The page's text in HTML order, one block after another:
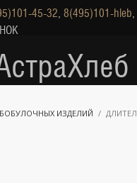
45-32, 8(495)101-hleb
ИЗДЕЛИЙ